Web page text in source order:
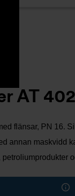
AT
flänsar, PN 16.
annan maskvidd